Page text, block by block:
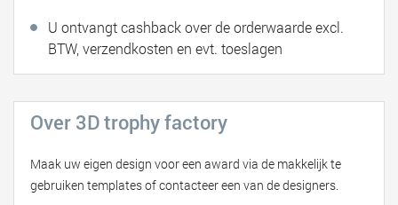
U ontvangt cashback over de orderwaarde excl.
BTW, verzendkosten en evt. toeslagen
Over 3D trophy factory
Maak uw eigen design voor een award via de makkelijk te
gebruiken templates of contacteer een van de designers.